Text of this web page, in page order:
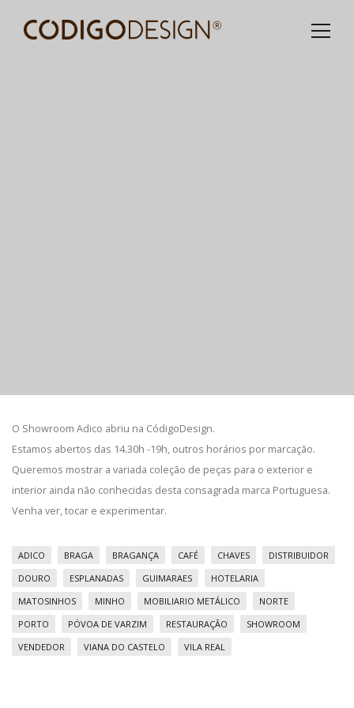
O Showroom Adico abriu na CódigoDesign.
Estamos abertos das 14.30h -19h, outros horários por marcação.
Queremos mostrar a variada coleção de peças para o exterior e
interior ainda não conhecidas desta consagrada marca Portuguesa.
Venha ver, tocar e experimentar.
ADICO BRAGA BRAGANÇA CAFÉ CHAVES
DISTRIBUIDOR
DOURO
ESPLANADAS GUIMARAES
HOTELARIA
MATOSINHOS
MINHO MOBILIARIO METÁLICO
NORTE
PORTO
PÓVOA DE VARZIM RESTAURAÇÃO
SHOWROOM
VENDEDOR
VIANA DO CASTELO VILA REAL